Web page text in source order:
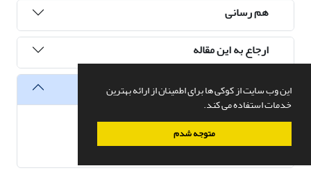
این وب سایت از کوکی ها برای اطمینان از ارائه بهترین
خدمات استفاده می کند.
متوجه شدم
هم رسانی
ارجاع به این مقاله
آمار
تعداد مشاهده مقاله 5,874
تعداد دریافت فایل اصل مقاله 1,876